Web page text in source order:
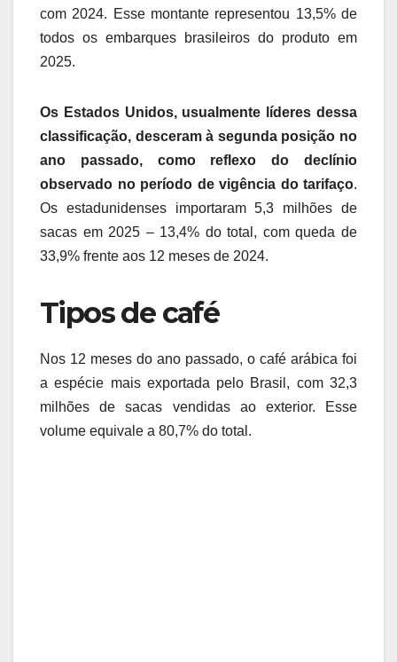
com 2024. Esse montante representou 13,5% de
todos os embarques brasileiros do produto em
2025.
Os Estados Unidos, usualmente líderes dessa
classificação, desceram à segunda posição no
ano passado, como reflexo do declínio
observado no período de vigência do tarifaço.
Os estadunidenses importaram 5,3 milhões de
sacas em 2025 – 13,4% do total, com queda de
33,9% frente aos 12 meses de 2024.
Tipos de café
Nos 12 meses do ano passado, o café arábica foi
a espécie mais exportada pelo Brasil, com 32,3
milhões de sacas vendidas ao exterior. Esse
volume equivale a 80,7% do total.